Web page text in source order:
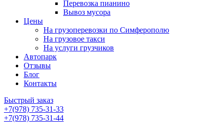
Перевозка пианино
Вывоз мусора
Цены
На грузоперевозки по Симферополю
На грузовое такси
На услуги грузчиков
Автопарк
Отзывы
Блог
Контакты
Быстрый заказ
+7(978) 735-31-33
+7(978) 735-31-44